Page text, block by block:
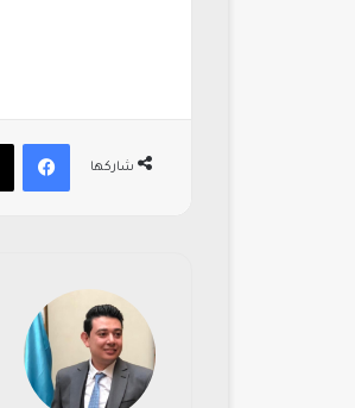
شاركها
فيسبوك